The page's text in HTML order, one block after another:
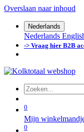
Overslaan naar inhoud
Nederlands
Nederlands
-> Vraag hier B2B
0
Mijn
0